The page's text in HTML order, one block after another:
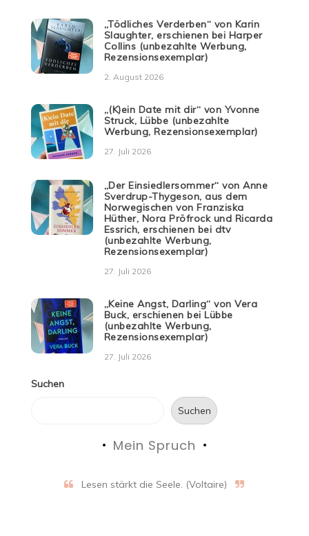
„Tödliches Verderben“ von Karin
Slaughter, erschienen bei Harper
Collins (unbezahlte Werbung,
Rezensionsexemplar)
2. August 2026
„(K)ein Date mit dir“ von Yvonne
Struck, Lübbe (unbezahlte
Werbung, Rezensionsexemplar)
27. Juli 2026
„Der Einsiedlersommer“ von Anne
Sverdrup-Thygeson, aus dem
Norwegischen von Franziska
Hüther, Nora Pröfrock und Ricarda
Essrich, erschienen bei dtv
(unbezahlte Werbung,
Rezensionsexemplar)
27. Juli 2026
„Keine Angst, Darling“ von Vera
Buck, erschienen bei Lübbe
(unbezahlte Werbung,
Rezensionsexemplar)
27. Juli 2026
Suchen
Suchen
Mein Spruch
Lesen stärkt die Seele. (Voltaire)